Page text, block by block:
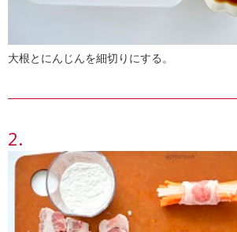
大根とにんじんを細切りにする。